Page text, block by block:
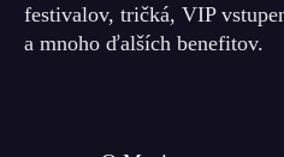
festivalov, tričká, VIP
a mnoho ďalších benefitov.